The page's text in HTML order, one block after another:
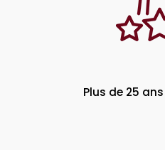
Plus de 25